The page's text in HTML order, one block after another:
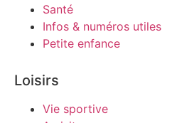
Santé
Infos & numéros utiles
Petite enfance
Loisirs
Vie sportive